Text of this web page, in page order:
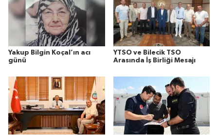
Yakup Bilgin Koçal’ın acı
günü
YTSO ve Bilecik TSO
Arasında İş Birliği Mesajı